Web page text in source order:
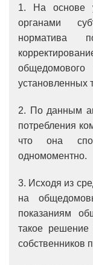
1. На основе
органами
норматива
установленных
2. По данным
потребления
что она
одномоментно.
3. Исходя из
на
показаниям
такое
собственников